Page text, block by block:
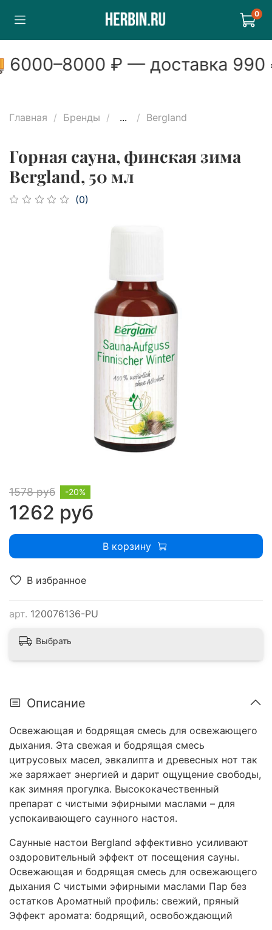
0
6000–8000₽ — доставка990
Главная Бренды ... Bergland
Горная сауна, финская зима
Bergland, 50 мл
(0)
В избранное
арт. 120076136-PU
1578 руб
1262 руб
-20%
В корзину
Выбрать
Описание
Освежающая и бодрящая смесь для освежающего
дыхания. Эта свежая и бодрящая смесь
цитрусовых масел, эвкалипта и древесных нот так
же заряжает энергией и дарит ощущение свободы,
как зимняя прогулка. Высококачественный
препарат с чистыми эфирными маслами – для
успокаивающего саунного настоя.
Саунные настои Bergland эффективно усиливают
оздоровительный эффект от посещения сауны.
Освежающая и бодрящая смесь для освежающего
дыхания С чистыми эфирными маслами Пар без
остатков Ароматный профиль: свежий, пряный
Эффект аромата: бодрящий, освобождающий